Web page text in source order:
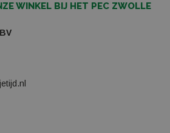
WINKEL BIJ HET PEC ZWOLLE